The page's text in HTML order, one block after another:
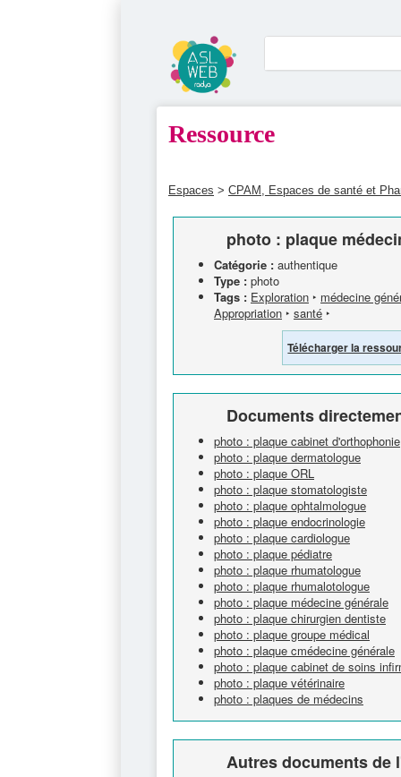
Ressource
Espaces > CPAM, Espaces de santé et
photo : plaque
Catégorie : authentique
Type : photo
Tags : Exploration ‣ médecine
Appropriation ‣ santé ‣
Télécharger la
Documents
photo : plaque cabinet d'orthophonie
photo : plaque dermatologue
photo : plaque ORL
photo : plaque stomatologiste
photo : plaque ophtalmologue
photo : plaque endocrinologie
photo : plaque cardiologue
photo : plaque pédiatre
photo : plaque rhumatologue
photo : plaque rhumalotologue
photo : plaque médecine générale
photo : plaque chirurgien dentiste
photo : plaque groupe médical
photo : plaque cmédecine générale
photo : plaque cabinet de soins
photo : plaque vétérinaire
photo : plaques de médecins
Autres documents de